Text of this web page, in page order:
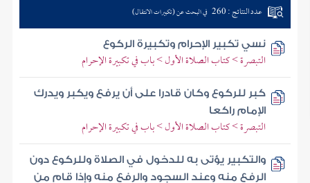
عدد النتائج : 260 في البحث عن (تكبيرات الانتقال)
نسي تكبير الإحرام وتكبيرة الركوع
التبصرة > كتاب الصلاة الأول > باب في تكبيرة الإحرام
كبر للركوع وكان قادرا على أن يرفع ويكبر ويدرك
الإمام راكعا
التبصرة > كتاب الصلاة الأول > باب في تكبيرة الإحرام
والتكبير يؤتى به للدخول في الصلاة وللركوع دون
الرفع منه وعند السجود والرفع منه وإذا قام من